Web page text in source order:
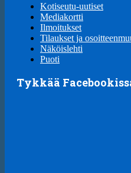
Kotiseutu-uutiset
Mediakortti
Ilmoitukset
Tilaukset ja
Näköislehti
Puoti
Tykkää